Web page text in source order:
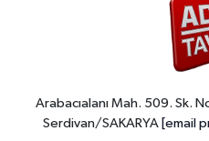
Arabacıalanı Mah. 509. Sk.
Serdivan/SAKARYA [email